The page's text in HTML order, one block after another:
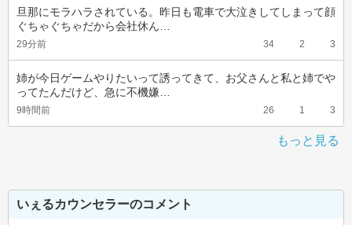
旦那にモラハラされている。昨日も電車で大泣きしてしまって顔
ぐちゃぐちゃだから会社休ん…
29分前 34 2 3
姉が今日ゲームやりたいって誘ってきて、お父さんと私と姉でや
ってたんだけど、急に不機嫌…
9時間前 26 1 3
もっと見る
いぇるカウンセラーのコメント